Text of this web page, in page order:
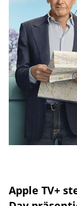
Apple TV+